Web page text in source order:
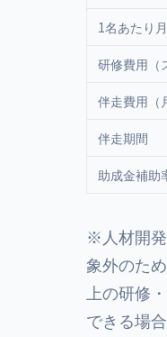
1名あたり
研修費用（
伴走費用（
伴走期間
助成金補助
※ 人材開
象外のた
上の研修
できる場